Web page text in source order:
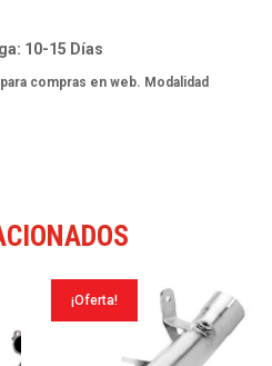
10-15 Días
compras en web. Modalidad
¡Oferta!